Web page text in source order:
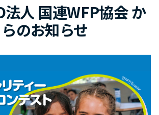
人 国連WFP協会 か
らのお知らせ